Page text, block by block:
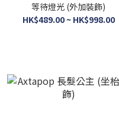
等待燈光 (外加裝飾)
HK$489.00 ~ HK$998.00